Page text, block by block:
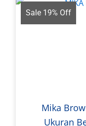
Sale 19% Off
Mika
Ukuran